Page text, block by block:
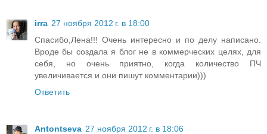
irra 27 ноября 2012 г. в 18:00
Спасибо,Лена!!! Очень интересно и по делу написано.
Вроде бы создала я блог не в коммерческих целях, для
себя, но очень приятно, когда количество ПЧ
увеличивается и они пишут комментарии)))
Ответить
Antontseva 27 ноября 2012 г. в 18:06